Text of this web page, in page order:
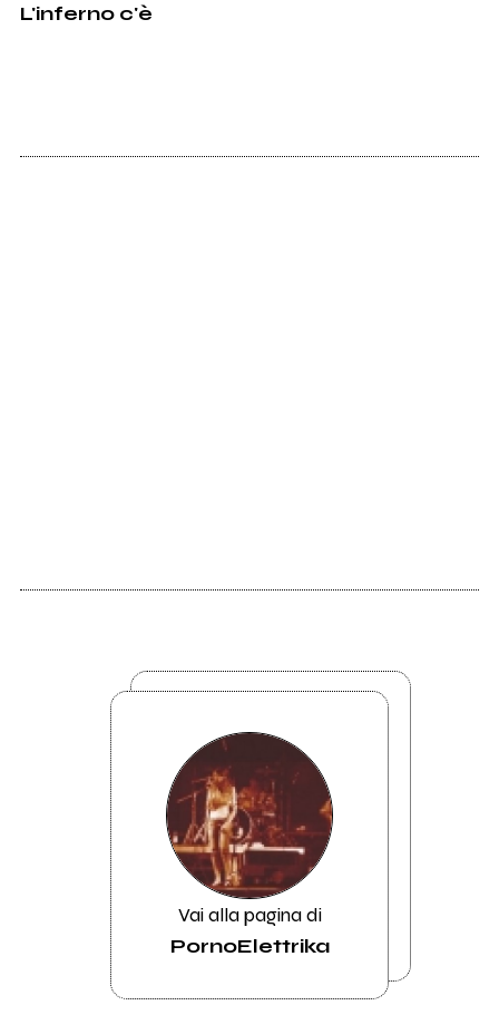
L'inferno c'è
Vai alla pagina di
PornoElettrika